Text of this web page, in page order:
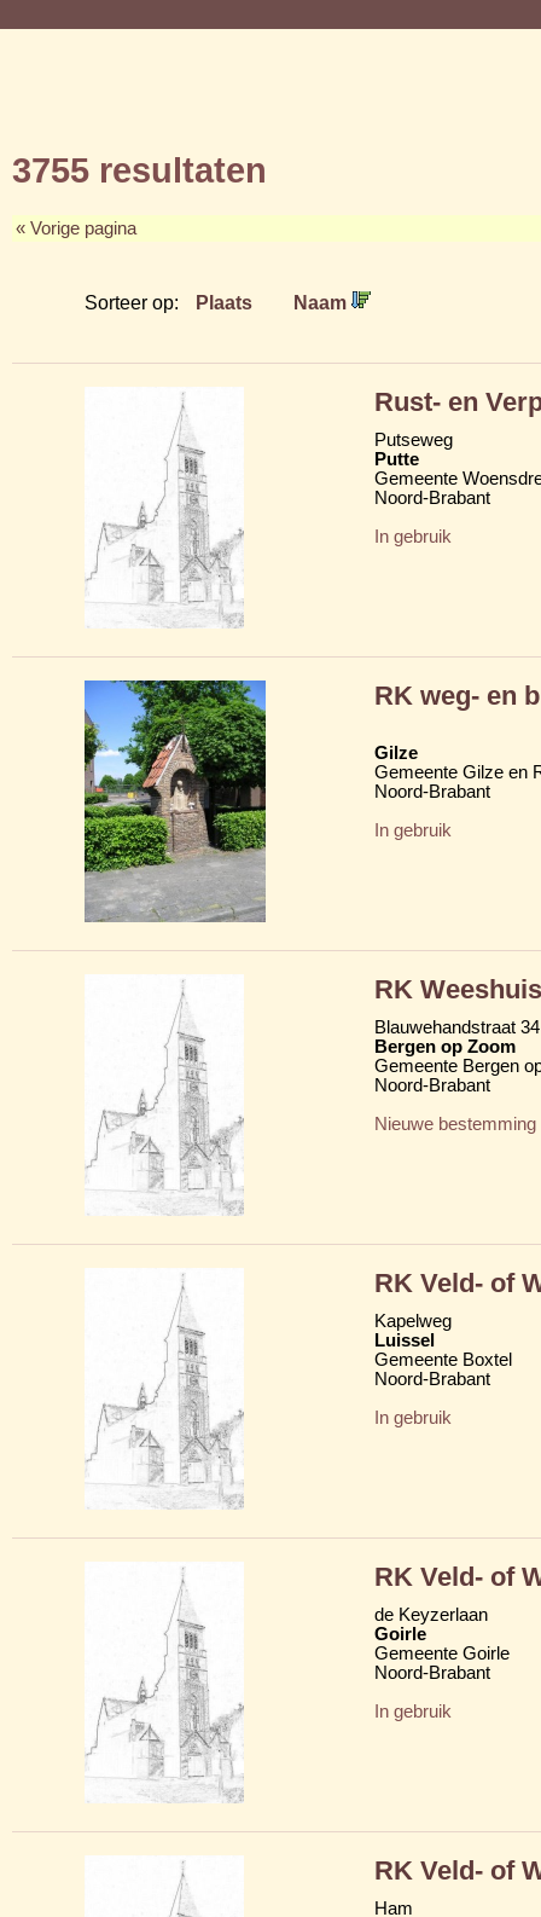
3755 resultaten
« Vorige pagina
Sorteer op: Plaats Naam
Rust- en
Putseweg
Putte
Gemeente
Noord-Brabant
In gebruik
RK weg- en
Gilze
Gemeente Gilze en
Noord-Brabant
In gebruik
RK
Blauwehandstraat 34
Bergen op Zoom
Gemeente Bergen
Noord-Brabant
Nieuwe bestemming
RK Veld- of
Kapelweg
Luissel
Gemeente Boxtel
Noord-Brabant
In gebruik
RK Veld- of
de Keyzerlaan
Goirle
Gemeente Goirle
Noord-Brabant
In gebruik
RK Veld- of
Ham